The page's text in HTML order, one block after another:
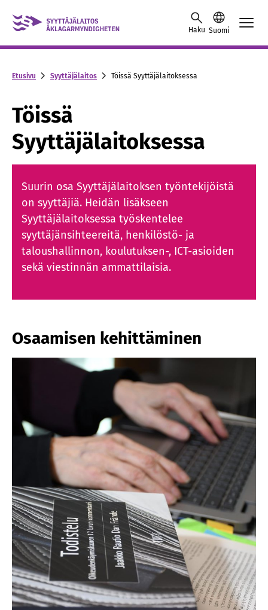
Skip to content -saavutettavuusohje
Haku Suomi
Etusivu Syyttäjälaitos Töissä Syyttäjälaitoksessa
Töissä
Syyttäjälaitoksessa
Suurin osa Syyttäjälaitoksen työntekijöistä
on syyttäjiä. Heidän lisäkseen
Syyttäjälaitoksessa työskentelee
syyttäjänsihteereitä, henkilöstö- ja
taloushallinnon, koulutuksen-, ICT-asioiden
sekä viestinnän ammattilaisia.
Osaamisen kehittäminen